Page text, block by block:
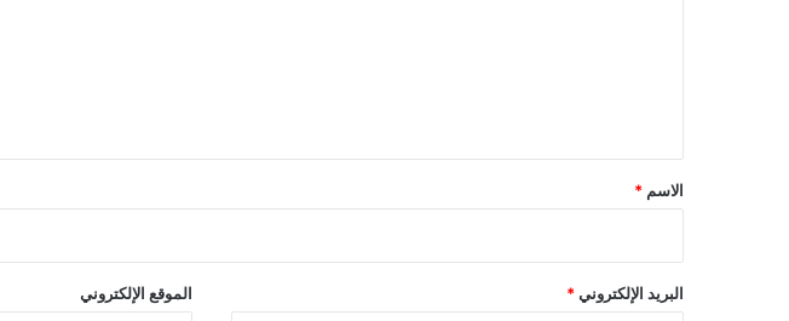
*
الاسم *
البريد الإلكتروني * الموقع الإلكتروني